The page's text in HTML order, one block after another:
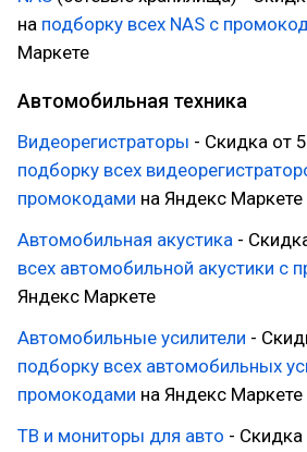
на подборку всех NAS с
Маркете
Автомобильная техника
Видеорегистраторы - Скидка от
подборку всех
промокодами на Яндекс Маркете
Автомобильная акустика -
всех автомобильной акустики с
Яндекс Маркете
Автомобильные усилители -
подборку всех автомобильных
промокодами на Яндекс Маркете
ТВ и мониторы для авто - Скидка